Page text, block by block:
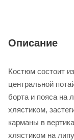
Описание
Костюм состоит
центральной
борта и пояса на
хлястиком,
карманы в
хлястиком на